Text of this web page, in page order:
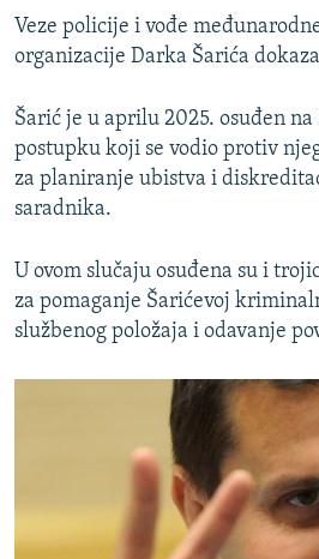
Veze policije i vođe
organizacije Darka Šarića
Šarić je u aprilu 2025. osuđen
postupku koji se vodio protiv
za planiranje ubistva i
saradnika.
U ovom slučaju osuđena su i
za pomaganje Šarićevoj
službenog položaja i odavanje